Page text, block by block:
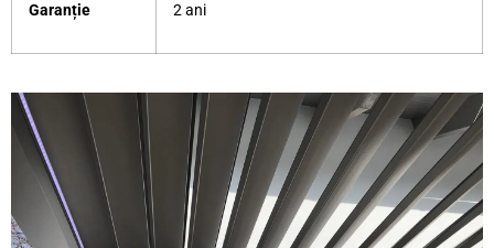
Garanție 2 ani